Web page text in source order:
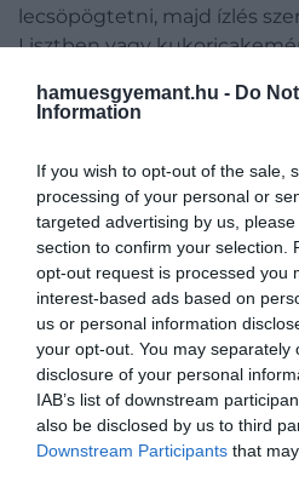
hamuesgyemant.hu - Do
Information
If you wish to opt-out of the sale,
processing of your personal or
targeted advertising by us,
section to confirm your selection.
opt-out request is processed you
interest-based ads based on
us or personal information
your opt-out. You may separately
disclosure of your personal
IAB’s list of downstream
also be disclosed by us to third
Downstream Participants that
lecsöpögtetni, majd ízlés
Lisztben vagy
megbolondíthatjuk, így
dobozban
tárolni a kész
hogy hagyjuk teljesen
ugyanis a pára miatt
hagymadarabok.